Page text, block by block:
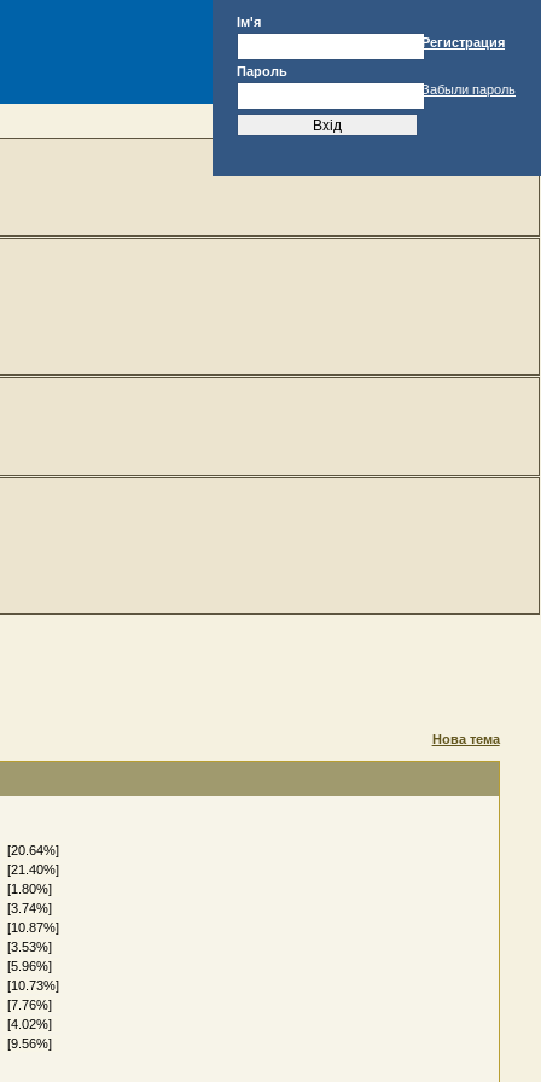
Ім'я
Пароль
Регистрация
Забыли пароль
Нова тема
[20.64%]
[21.40%]
[1.80%]
[3.74%]
[10.87%]
[3.53%]
[5.96%]
[10.73%]
[7.76%]
[4.02%]
[9.56%]